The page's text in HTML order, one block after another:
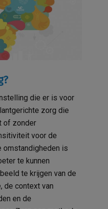
die er is voor
zorg die
of zonder
voor de
omstandigheden is
te kunnen
te krijgen van de
de context van
en de